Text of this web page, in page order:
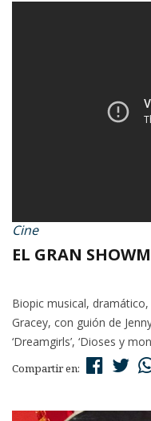
Cine
EL GRAN
Biopic musical,
Gracey, con guión de
‘Dreamgirls’, ‘Dioses y
Compartir en: